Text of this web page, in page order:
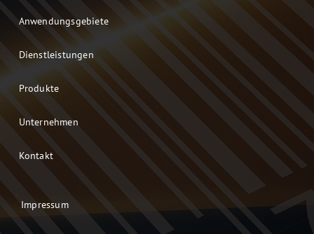
Anwendungsgebiete
Dienstleistungen
Produkte
Unternehmen
Kontakt
Impressum